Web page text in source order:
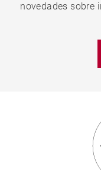
novedades sobre